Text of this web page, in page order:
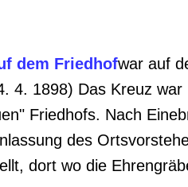
dem Friedhofwar auf
4. 1898) Das Kreuz
Friedhofs. Nach
des
dort wo die